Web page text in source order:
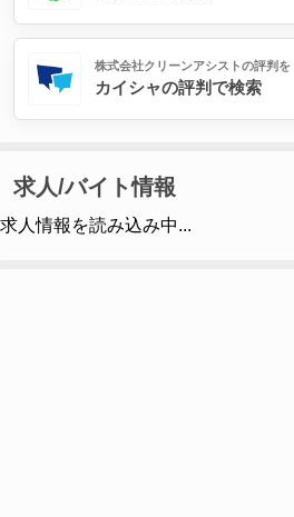
株式会社クリーンアシストの評判を
カイシャの評判で検索
求人/バイト情報
求人情報を読み込み中...